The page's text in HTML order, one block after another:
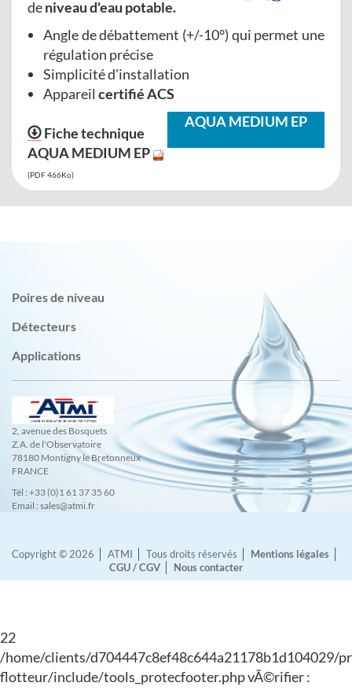
deniveau d'eau potable.
Angle de débattement (+/-10°) qui permet une
régulation précise
Simplicité d'installation
Appareil certifié ACS
AQUA MEDIUM EP
Fiche technique
AQUA MEDIUM EP
(PDF 466Ko)
Poires de niveau
Détecteurs
Applications
2, avenue des Bosquets
Z.A. de l'Observatoire
78180 Montigny le Bretonneux
FRANCE
Tél : +33 (0)1 61 37 35 60
Email : sales@atmi.fr
Copyright © 2026 ATMI Tous droits réservés
Mentions légales
CGU / CGV
Nous contacter
22
/home/clients/d704447c8ef48c644a21178b1d104029/
flotteur/include/tools_protecfooter.php vÃ©rifier :